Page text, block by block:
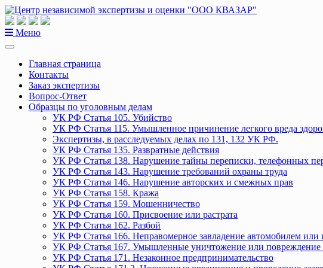
Перейти
к
содержанию
Меню
Главная страница
Контакты
Заказ экспертизы
Вопрос-Ответ
Образцы по уголовным делам
УК РФ Статья 105. Убийство
УК РФ Статья 115. Умышленное причинение легкого вреда
Экспертизы, в расследуемых делах по 131, 132 УК РФ.
УК РФ Статья 135. Развратные действия
УК РФ Статья 138. Нарушение тайны переписки, телефонных
УК РФ Статья 143. Нарушение требований охраны труда
УК РФ Статья 146. Нарушение авторских и смежных прав
УК РФ Статья 158. Кража
УК РФ Статья 159. Мошенничество
УК РФ Статья 160. Присвоение или растрата
УК РФ Статья 162. Разбой
УК РФ Статья 166. Неправомерное завладение автомобилем
УК РФ Статья 167. Умышленные уничтожение или повреждение
УК РФ Статья 171. Незаконное предпринимательство